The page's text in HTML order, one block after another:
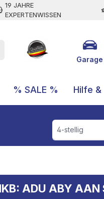
19 JAHRE
EXPERTENWISSEN
Garage
% SALE % Hilfe
4-stellig
ADU ABY